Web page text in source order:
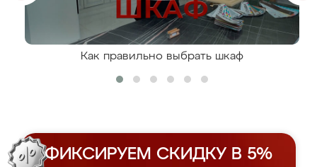
Как правильно выбрать шкаф
ФИКСИРУЕМ СКИДКУ В 5%